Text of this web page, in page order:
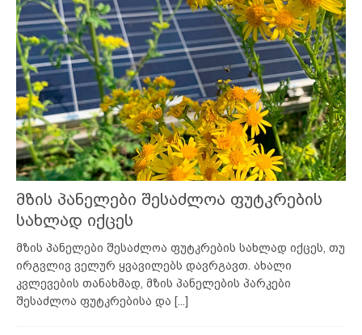
მზის პანელები შესაძლოა ფუტკრების
სახლად იქცეს
მზის პანელები შესაძლოა ფუტკრების სახლად იქცეს, თუ
ირგვლივ ველურ ყვავილებს დავრგავთ. ახალი
კვლევების თანახმად, მზის პანელების პარკები
შესაძლოა ფუტკრებისა და [...]